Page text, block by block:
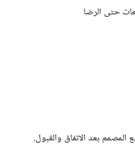
بعد الاتفاق والقبول.